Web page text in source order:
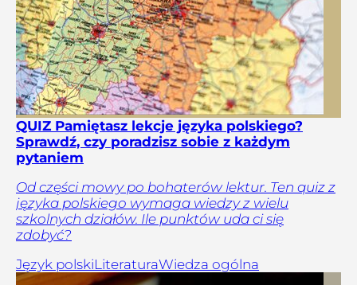
QUIZ Pamiętasz lekcje języka polskiego?
Sprawdź, czy poradzisz sobie z każdym
pytaniem
Od części mowy po bohaterów lektur. Ten quiz z
języka polskiego wymaga wiedzy z wielu
szkolnych działów. Ile punktów uda ci się
zdobyć?
Język polskiLiteraturaWiedza ogólna